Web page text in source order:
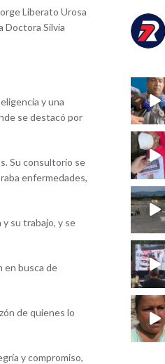
Liberato Urosa
Doctora Silvia
y una
se destacó por
Su consultorio se
enfermedades,
su trabajo, y se
en busca de
de quienes lo
y compromiso,